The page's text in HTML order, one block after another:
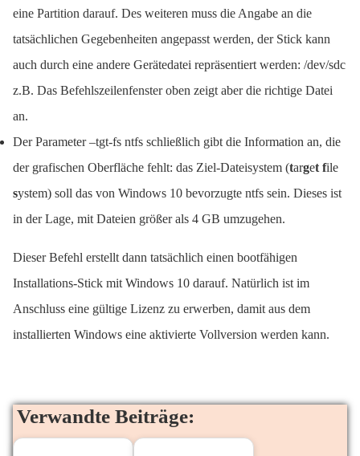
eine Partition darauf. Des weiteren muss die Angabe an die
tatsächlichen Gegebenheiten angepasst werden, der Stick kann
auch durch eine andere Gerätedatei repräsentiert werden: /dev/sdc
z.B. Das Befehlszeilenfenster oben zeigt aber die richtige Datei
an.
Der Parameter –tgt-fs ntfs schließlich gibt die Information an, die
der grafischen Oberfläche fehlt: das Ziel-Dateisystem (target file
system) soll das von Windows 10 bevorzugte ntfs sein. Dieses ist
in der Lage, mit Dateien größer als 4 GB umzugehen.
Dieser Befehl erstellt dann tatsächlich einen bootfähigen
Installations-Stick mit Windows 10 darauf. Natürlich ist im
Anschluss eine gültige Lizenz zu erwerben, damit aus dem
installierten Windows eine aktivierte Vollversion werden kann.
Verwandte Beiträge: